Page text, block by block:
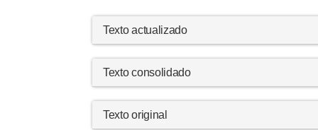
Texto actualizado
Texto consolidado
Texto original